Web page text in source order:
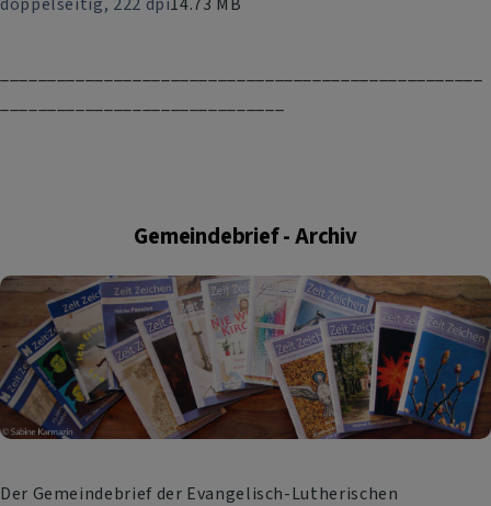
Gemeindebrief - Archiv
Der Gemeindebrief der Evangelisch-Lutherischen